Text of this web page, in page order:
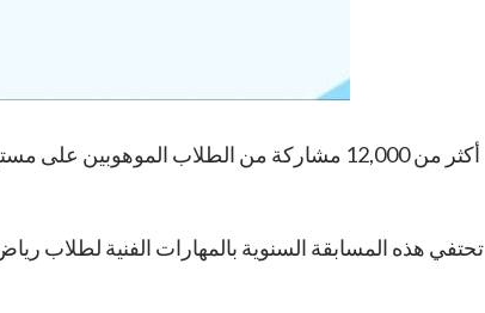
تحتفي هذه المسابقة السنوية بالمهارات الفنية